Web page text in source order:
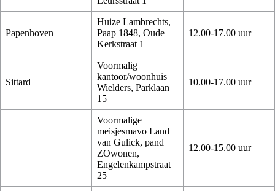
Papenhoven
Huize Lambrechts,
Paap 1848, Oude
Kerkstraat 1
12.00-17.00 uur
Sittard
Voormalig
kantoor/woonhuis
Wielders, Parklaan
15
10.00-17.00 uur
Voormalige
meisjesmavo Land
van Gulick, pand
ZOwonen,
Engelenkampstraat
25
12.00-15.00 uur